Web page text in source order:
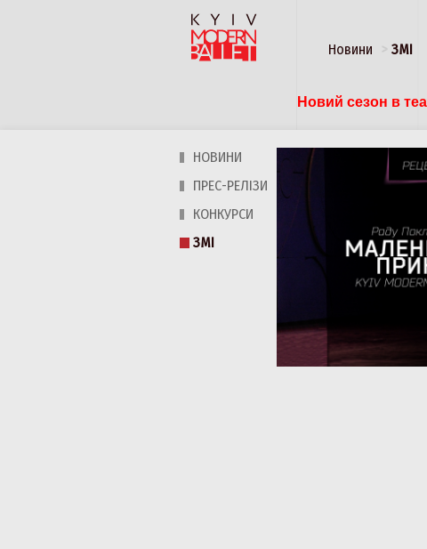
Новини ЗМІ
Новий сезон в
НОВИНИ
ПРЕС-РЕЛІЗИ
КОНКУРСИ
ЗМІ